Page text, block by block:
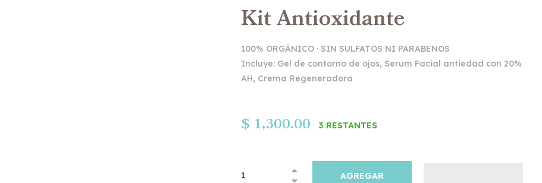
Kit Antioxidante
100% ORGÁNICO · SIN SULFATOS NI PARABENOS
Incluye: Gel de contorno de ojos, Serum Facial antiedad con 20%
AH, Crema Regeneradora
Precio
habitual
$ 1,300.00 3 RESTANTES
AGREGAR